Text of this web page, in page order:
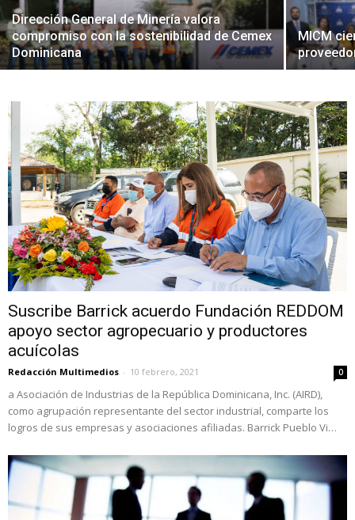
Dirección General de Minería valora
compromiso con la sostenibilidad de Cemex
Dominicana
MICM
Suscribe Barrick acuerdo Fundación REDDOM
apoyo sector agropecuario y productores
acuícolas
Redacción Multimedios - 10 febrero, 2021 0
a Asociación de Industrias de la República Dominicana, Inc. (AIRD),
como agrupación representante del sector industrial, comparte los
logros de sus empresas y asociaciones afiliadas. Barrick Pueblo Vi…